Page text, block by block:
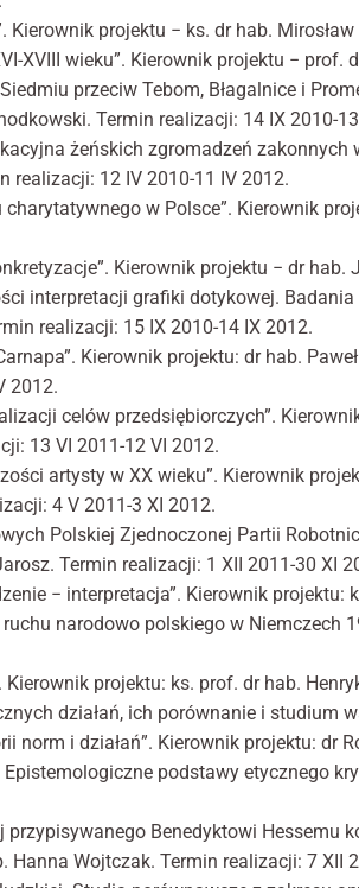
Kierownik projektu − ks. dr hab.
XVIII wieku”. Kierownik projektu −
przeciw Tebom, Błagalnice i
Termin realizacji: 14 IX 2010-
żeńskich zgromadzeń
realizacji: 12 IV 2010-11 IV 2012.
w Polsce”. Kierownik
Kierownik projektu − dr
interpretacji grafiki dotykowej.
realizacji: 15 IX 2010-14 IX 2012.
Kierownik projektu: dr hab.
2012.
celów przedsiębiorczych”.
13 VI 2011-12 VI 2012.
artysty w XX wieku”. Kierownik
4 V 2011-3 XI 2012.
Polskiej Zjednoczonej Partii
Termin realizacji: 1 XII 2011-30 XI
− interpretacja”. Kierownik
narodowo polskiego w Niem­czech
Kierownik projektu: ks. prof. dr hab.
działań, ich porównanie i
norm i działań”. Kierownik projektu: dr
podstawy etycznego
przypisywanego Benedyktowi
Hanna Wojtczak. Termin realizacji: 7 XII
znikną
strony,
szansę
treści i